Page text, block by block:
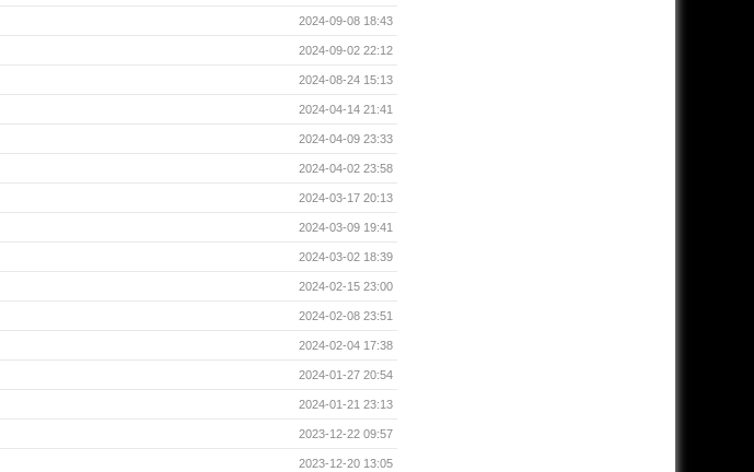
2024-09-08 18:43
2024-09-02 22:12
2024-08-24 15:13
2024-04-14 21:41
2024-04-09 23:33
2024-04-02 23:58
2024-03-17 20:13
2024-03-09 19:41
2024-03-02 18:39
2024-02-15 23:00
2024-02-08 23:51
2024-02-04 17:38
2024-01-27 20:54
2024-01-21 23:13
2023-12-22 09:57
2023-12-20 13:05